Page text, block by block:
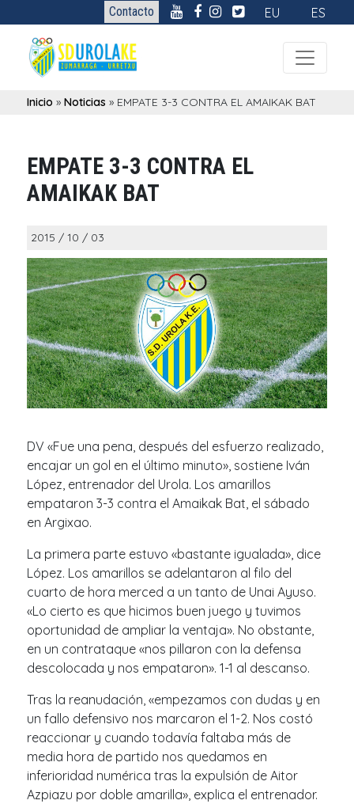
Contacto EU ES
Inicio »Noticias » EMPATE 3-3 CONTRA EL AMAIKAK BAT
EMPATE 3-3 CONTRA EL
AMAIKAK BAT
2015 / 10 / 03
DV «Fue una pena, después del esfuerzo realizado,
encajar un gol en el último minuto», sostiene Iván
López, entrenador del Urola. Los amarillos
empataron 3-3 contra el Amaikak Bat, el sábado
en Argixao.
La primera parte estuvo «bastante igualada», dice
López. Los amarillos se adelantaron al filo del
cuarto de hora merced a un tanto de Unai Ayuso.
«Lo cierto es que hicimos buen juego y tuvimos
oportunidad de ampliar la ventaja». No obstante,
en un contrataque «nos pillaron con la defensa
descolocada y nos empataron». 1-1 al descanso.
Tras la reanudación, «empezamos con dudas y en
un fallo defensivo nos marcaron el 1-2. Nos costó
reaccionar y cuando todavía faltaba más de
media hora de partido nos quedamos en
inferioridad numérica tras la expulsión de Aitor
Azpiazu por doble amarilla», explica el entrenador.